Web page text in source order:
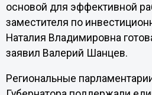
основой для эффективной
заместителя по
Наталия Владимировна
заявил Валерий Шанцев.
Региональные